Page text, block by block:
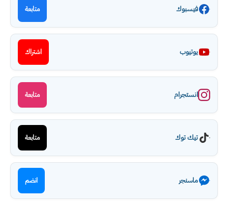
فيسبوك متابعة
يوتيوب اشتراك
انستجرام متابعة
تيك توك متابعة
ماسنجر انضم